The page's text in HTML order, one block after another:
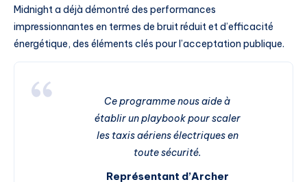
Midnight a déjà démontré des performances
impressionnantes en termes de bruit réduit et d’efficacité
énergétique, des éléments clés pour l’acceptation publique.
Ce programme nous aide à
établir un playbook pour scaler
les taxis aériens électriques en
toute sécurité.
Représentant d’Archer